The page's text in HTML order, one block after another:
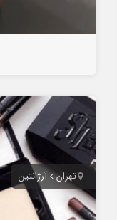
تهران آرژانتین